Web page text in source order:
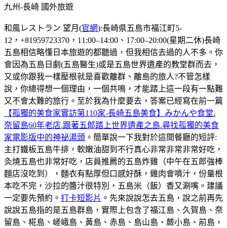
九州-長崎 國外旅遊
和風レストラン 望月(官網):長崎県五島市福江町5-
12，+81959723370，11:00–14:00、17:00–20:00(星期二休)長崎
五島相信略懂日本旅遊的都聽過，但我相信去過的人不多。你
會因為五島日劇(五島醫生)或是五島世界遺產的教堂群而去，
又或你跟我一樣壓根就是喜歡離群、離島的旅人?不管怎樣
說，你總得想一個理由，一個共鳴，才能踏上這一段有一點難
又不會太難的旅行。至於我為什麼要去，答案已經寫在前一篇
【孤獨的美食家實訪第110家-長崎五島美食】みかんや食堂.
奈留島60年老店.跟著五郎踏上世界遺產之島.尋找孤獨的美食
家電影版中的神祕湯頭 。簡單說一下我對於這間餐廳的短評:
主打鐵板五島牛排，軟嫩油甜到不行真心非常非常非常好吃，
灸燒五島也非常好吃，店員推薦的五島炸雞（中午在五郎強棒
麵店沒吃到），麵衣有點厚但口感好酥，雞肉會噴汁，份量根
本吃不完，沙拉的醬汁很特別，五島米（飯）香又涮嘴。建議
一定要先預約。 打卡短影片 。先來說說怎去五島，說之前再先
說說五島指的是五島群島，實際上包含了福江島、久賀島、奈
留島、椛島、嵯峨島、黃島、赤島、島山島、蕨小島、前島，